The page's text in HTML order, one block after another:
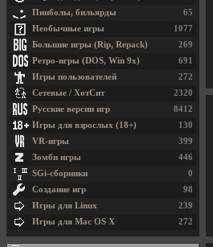
65
Пинболы, бильярды
1077
Необычные игры
269
Большие игры (Rip, Repack)
691
Ретро-игры (DOS, Win 9x)
272
Игры пользователей
2320
Сетевые / ХотСит
8412
Русские версии игр
130
Игры для взрослых (18+)
399
VR-игры
446
Зомби игры
0
SGi-сборники
98
Создание игр
239
Игры для Linux
272
Игры для Mac OS X